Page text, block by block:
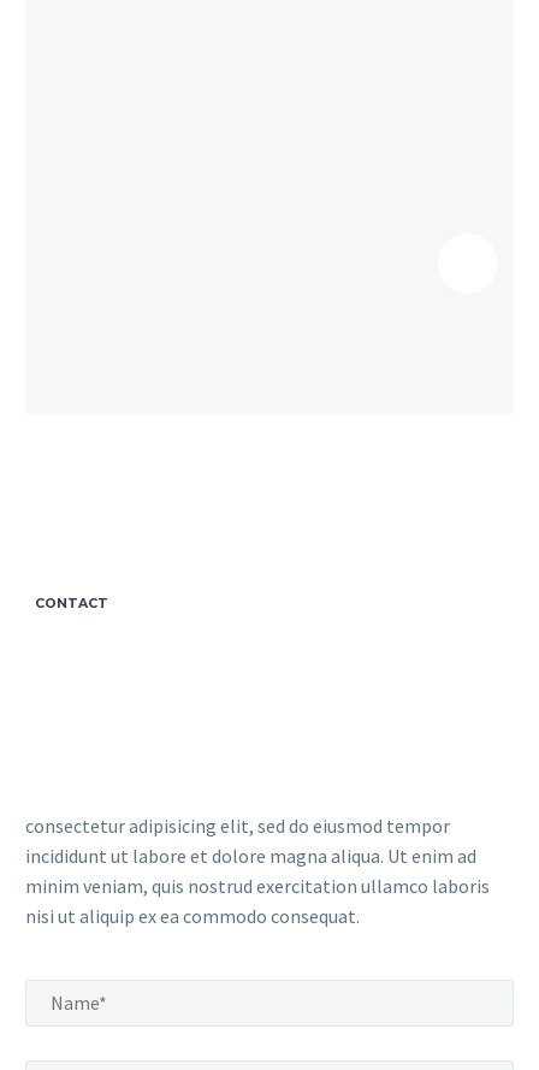
CONTACT
consectetur adipisicing elit, sed do eiusmod tempor
incididunt ut labore et dolore magna aliqua. Ut enim ad
minim veniam, quis nostrud exercitation ullamco laboris
nisi ut aliquip ex ea commodo consequat.